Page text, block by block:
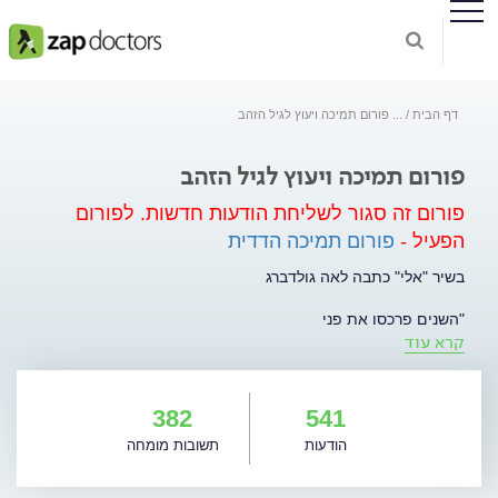
דף הבית פורום תמיכה ויעוץ לגיל הזהב
פורום תמיכה ויעוץ לגיל הזהב
פורום זה סגור לשליחת הודעות חדשות. לפורום
הפעיל - פורום תמיכה הדדית
בשיר "אלי" כתבה לאה גולדברג
"השנים פרכסו את פני
בזכרון אהבות
לאה גולדברג מדברת על היופי שבהזדקנות. על החוכמה ונסיון
החיים המצטבר. על היופי שבהבשלת הנפש. יהיו אלו אותם אנשים
יהיו שיוסיפו "הנה הגעתי לפנסיה וכעת יש לי שפע זמן חופשי לחיות
קרא עוד
541
הודעות
382
תשובות מומחה